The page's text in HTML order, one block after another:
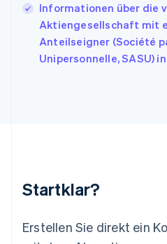
Informationen über die
Aktiengesellschaft mit
Anteilseigner (Société
Unipersonnelle, SASU)
Startklar?
Erstellen Sie direkt ein
Kanada
EnglishFrançais
Kroatien
English
Lettland
English简体中文
English